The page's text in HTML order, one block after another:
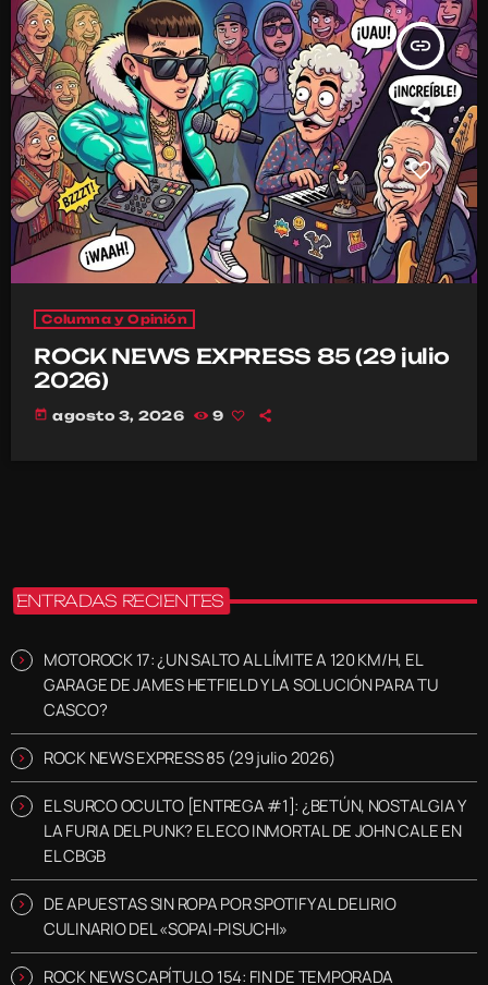
insert_link
Columna y Opinión
ROCK NEWS EXPRESS 85 (29 julio
2026)
today agosto 3, 2026 9
ENTRADAS RECIENTES
MOTOROCK 17: ¿UN SALTO AL LÍMITE A 120 KM/H, EL
GARAGE DE JAMES HETFIELD Y LA SOLUCIÓN PARA TU
CASCO?
ROCK NEWS EXPRESS 85 (29 julio 2026)
EL SURCO OCULTO [ENTREGA #1]: ¿BETÚN, NOSTALGIA Y
LA FURIA DEL PUNK? EL ECO INMORTAL DE JOHN CALE EN
EL CBGB
DE APUESTAS SIN ROPA POR SPOTIFY AL DELIRIO
CULINARIO DEL «SOPAI-PISUCHI»
ROCK NEWS CAPÍTULO 154: FIN DE TEMPORADA